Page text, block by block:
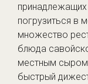
принадлежащих
погрузиться в
множество
блюда
местным
быстрый